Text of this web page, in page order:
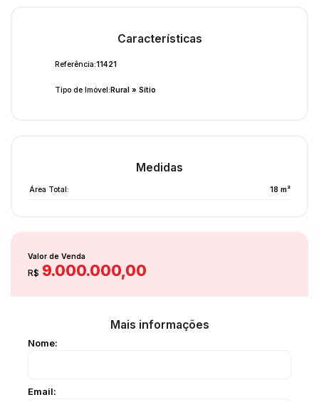
Características
Referência:11421
Tipo de Imóvel:Rural » Sítio
Medidas
Área Total: 18 m²
R$ 9.000.000,00
Valor de Venda
Mais informações
Nome:
Email: